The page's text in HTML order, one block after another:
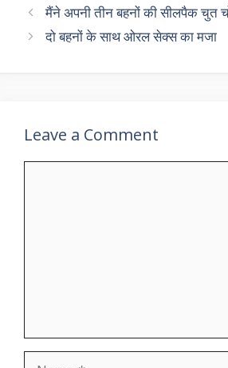
मैंने अपनी तीन बहनों की सीलपैक चुत
दो बहनों के साथ ओरल सेक्स का मजा
Leave a Comment